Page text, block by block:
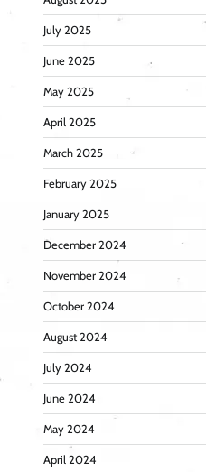
July 2025
June 2025
May 2025
April 2025
March 2025
February 2025
January 2025
December 2024
November 2024
October 2024
August 2024
July 2024
June 2024
May 2024
April 2024